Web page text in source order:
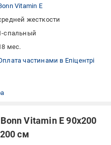
Vitamin E
жесткости
спальный
мес.
частинами в Епіцентрі
Vitamin E 90x200
см